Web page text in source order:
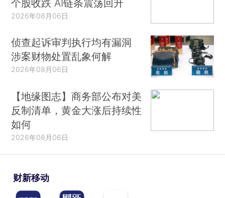
个股收跌 AI链条震荡回升
2026年08月06日
侦查起诉审判执行均有漏洞
涉案财物处置乱象何解
2026年08月06日
【地缘图志】商务部公布对美
反制清单，黄金大涨后持续性
如何
2026年08月06日
财新移动